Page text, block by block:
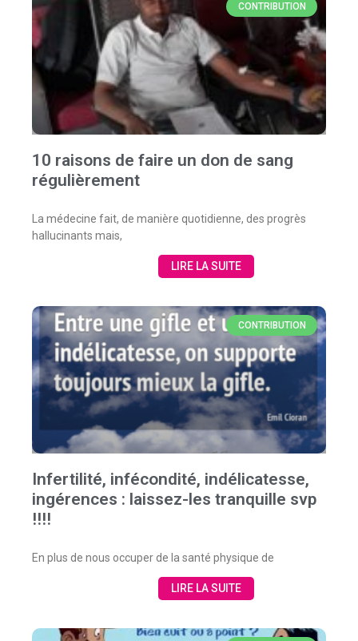
CONTRIBUTION
10 raisons de faire un don de sang
régulièrement
La médecine fait, de manière quotidienne, des progrès
hallucinants mais,
LIRE LA SUITE
CONTRIBUTION
Infertilité, infécondité, indélicatesse,
ingérences : laissez-les tranquille svp
!!!!
En plus de nous occuper de la santé physique de
LIRE LA SUITE